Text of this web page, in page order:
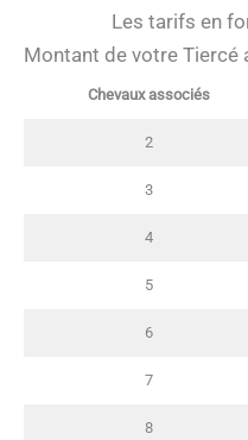
Les tarifs en
Montant de votre Tiercé
Chevaux associés
2
3
4
5
6
7
8